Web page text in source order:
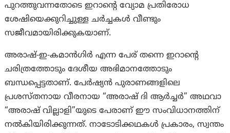
പുറത്തുവന്നതോടെ ഇറാന്റെ വ്യോമ പ്രതിരോധ
ശേഷിയെക്കുറിച്ചുള്ള ചർച്ചകൾ വീണ്ടും
സജീവമായിരിക്കുകയാണ്.
അരാഷ്-ഇ-കമാൻഗിർ എന്ന പേര് തന്നെ ഇറാന്റെ
ചരിത്രത്തോടും ദേശീയ അഭിമാനത്തോടും
ബന്ധപ്പെട്ടതാണ്. പേർഷ്യൻ പുരാണങ്ങളിലെ
പ്രശസ്തനായ വീരനായ “അരാഷ് ദി ആർച്ചർ” അഥവാ
“അരാഷ് വില്ലാളി”യുടെ പേരാണ് ഈ സംവിധാനത്തിന്
നൽകിയിരിക്കുന്നത്. നാടോടിക്കഥകൾ പ്രകാരം, സ്വന്തം